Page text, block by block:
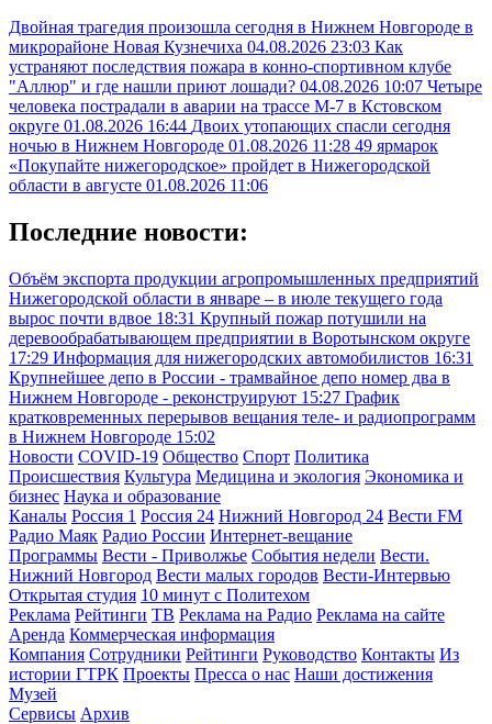
Двойная трагедия произошла сегодня в Нижнем Новгороде в
микрорайоне Новая Кузнечиха 04.08.2026 23:03 Как
устраняют последствия пожара в конно-спортивном клубе
"Аллюр" и где нашли приют лошади? 04.08.2026 10:07 Четыре
человека пострадали в аварии на трассе М-7 в Кстовском
округе 01.08.2026 16:44 Двоих утопающих спасли сегодня
ночью в Нижнем Новгороде 01.08.2026 11:28 49 ярмарок
«Покупайте нижегородское» пройдет в Нижегородской
области в августе 01.08.2026 11:06
Последние новости:
Объём экспорта продукции агропромышленных предприятий
Нижегородской области в январе – в июле текущего года
вырос почти вдвое 18:31 Крупный пожар потушили на
деревообрабатывающем предприятии в Воротынском округе
17:29 Информация для нижегородских автомобилистов 16:31
Крупнейшее депо в России - трамвайное депо номер два в
Нижнем Новгороде - реконструируют 15:27 График
кратковременных перерывов вещания теле- и радиопрограмм
в Нижнем Новгороде 15:02
Новости COVID-19 Общество Спорт Политика
Происшествия Культура Медицина и экология Экономика и
бизнес Наука и образование
Каналы Россия 1 Россия 24 Нижний Новгород 24 Вести FM
Радио Маяк Радио России Интернет-вещание
Программы Вести - Приволжье События недели Вести.
Нижний Новгород Вести малых городов Вести-Интервью
Открытая студия 10 минут с Политехом
Реклама Рейтинги ТВ Реклама на Радио Реклама на сайте
Аренда Коммерческая информация
Компания Сотрудники Рейтинги Руководство Контакты Из
истории ГТРК Проекты Пресса о нас Наши достижения
Музей
Сервисы Архив